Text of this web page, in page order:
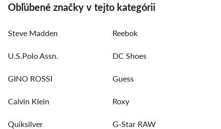
Obľúbené značky v tejto kategórii
Steve Madden Reebok
U.S.Polo Assn. DC Shoes
GINO ROSSI Guess
Calvin Klein Roxy
Quiksilver G-Star RAW